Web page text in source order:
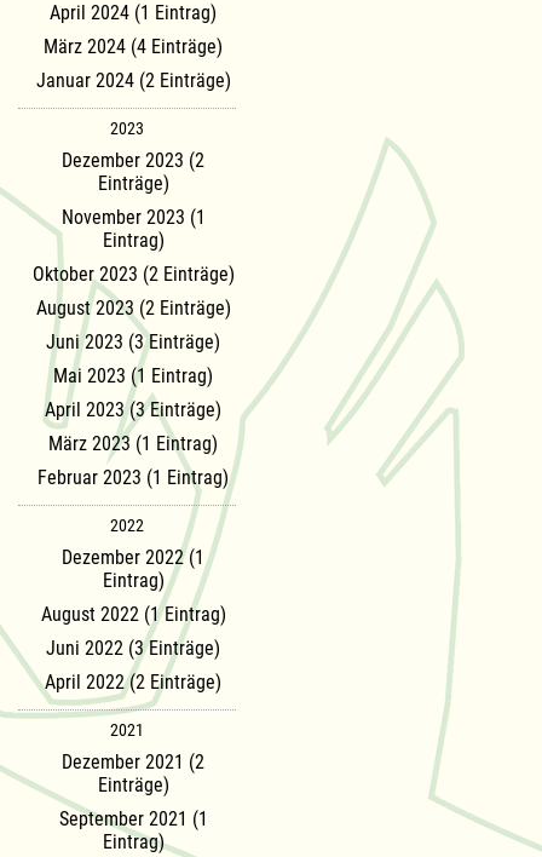
April 2024 (1 Eintrag)
März 2024 (4 Einträge)
Januar 2024 (2 Einträge)
2023
Dezember 2023 (2
Einträge)
November 2023 (1
Eintrag)
Oktober 2023 (2 Einträge)
August 2023 (2 Einträge)
Juni 2023 (3 Einträge)
Mai 2023 (1 Eintrag)
April 2023 (3 Einträge)
März 2023 (1 Eintrag)
Februar 2023 (1 Eintrag)
2022
Dezember 2022 (1
Eintrag)
August 2022 (1 Eintrag)
Juni 2022 (3 Einträge)
April 2022 (2 Einträge)
2021
Dezember 2021 (2
Einträge)
September 2021 (1
Eintrag)